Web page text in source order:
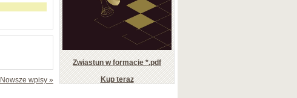
Nowsze wpisy »
Zwiastun w formacie *.pdf
Kup teraz